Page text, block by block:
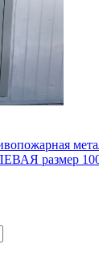
размер